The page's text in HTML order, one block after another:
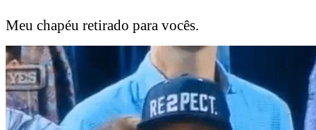
Meu chapéu retirado para vocês.